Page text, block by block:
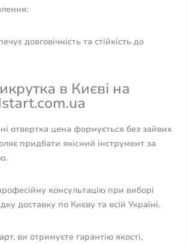
довговічність та стійкість до
в Києві на
отвертка цена формується без зайвих
придбати якісний інструмент за
консультацію при виборі
доставку по Києву та всій Україні.
ви отримуєте гарантію якості,